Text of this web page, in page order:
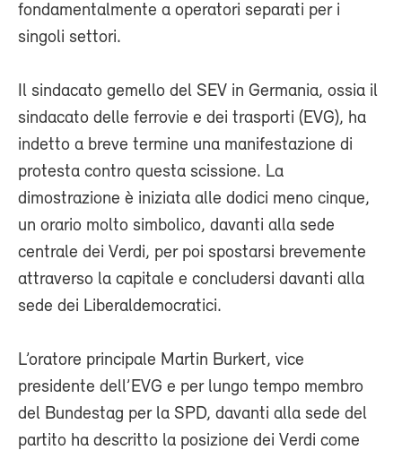
fondamentalmente a operatori separati per i
singoli settori.
Il sindacato gemello del SEV in Germania, ossia il
sindacato delle ferrovie e dei trasporti (EVG), ha
indetto a breve termine una manifestazione di
protesta contro questa scissione. La
dimostrazione è iniziata alle dodici meno cinque,
un orario molto simbolico, davanti alla sede
centrale dei Verdi, per poi spostarsi brevemente
attraverso la capitale e concludersi davanti alla
sede dei Liberaldemocratici.
L’oratore principale Martin Burkert, vice
presidente dell’EVG e per lungo tempo membro
del Bundestag per la SPD, davanti alla sede del
partito ha descritto la posizione dei Verdi come